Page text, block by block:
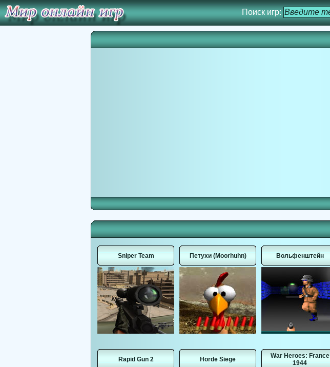
Поиск игр:
Sniper Team Петухи (Moorhuhn) Вольфенштейн
Rapid Gun 2 Horde Siege
War Heroes: France
1944